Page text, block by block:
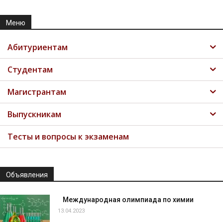
Меню
Абитуриентам
Студентам
Магистрантам
Выпускникам
Тесты и вопросы к экзаменам
Объявления
Международная олимпиада по химии
13.04.2023